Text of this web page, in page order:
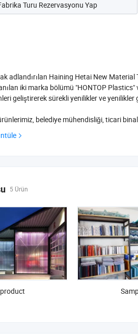
Turu Rezervasyonu Yap
adlandırılan Haining Hetai New
iki marka bölümü "HONTOP
geliştirerek sürekli yenilikler ve yenilikler
belediye mühendisliği, ticari
5 Ürün
product